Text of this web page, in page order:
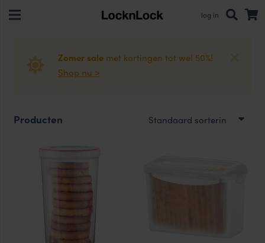
log in
Zomer salemet kortingen tot wel 50%!
Shop nu >
Producten